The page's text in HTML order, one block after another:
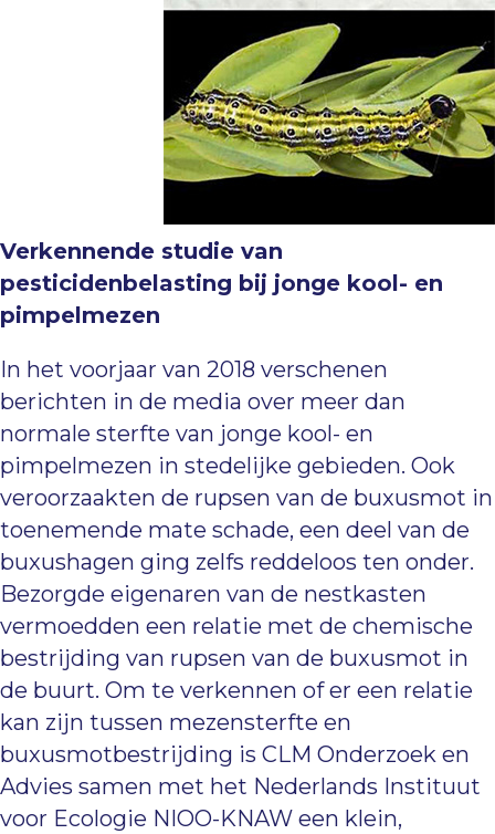
Verkennende studie van
pesticidenbelasting bij jonge kool- en
pimpelmezen
In het voorjaar van 2018 verschenen
berichten in de media over meer dan
normale sterfte van jonge kool- en
pimpelmezen in stedelijke gebieden. Ook
veroorzaakten de rupsen van de buxusmot in
toenemende mate schade, een deel van de
buxus­hagen ging zelfs reddeloos ten onder.
Bezorgde eigenaren van de nestkasten
vermoedden een relatie met de chemische
bestrijding van rupsen van de buxusmot in
de buurt. Om te verkennen of er een relatie
kan zijn tussen mezensterfte en
buxusmotbestrijding is CLM Onderzoek en
Advies samen met het Nederlands Instituut
voor Ecologie NIOO-KNAW een klein,